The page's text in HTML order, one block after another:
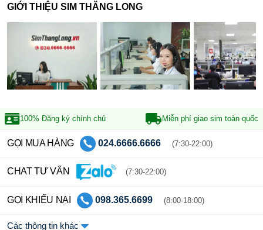
GIỚI THIỆU SIM THĂNG LONG
100% Đăng ký chính chủ Miễn phí giao sim toàn quốc
GỌI MUA HÀNG 024.6666.6666 (7:30-22:00)
CHAT TƯ VẤN (7:30-22:00)
GỌI KHIẾU NẠI 098.365.6699 (8:00-18:00)
Các thông tin khác